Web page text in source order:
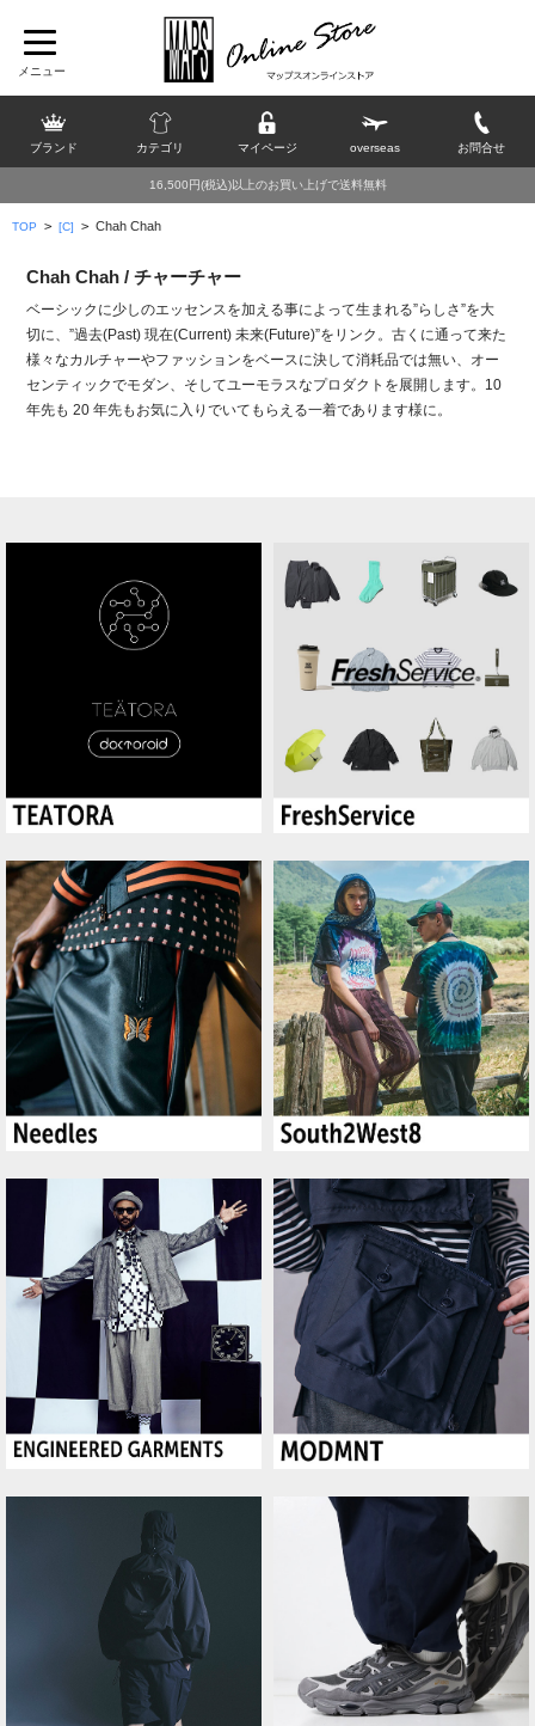
ブランド カテゴリ マイページ overseas お問合せ
16,500円(税込)以上のお買い上げで送料無料
TOP > [C] > Chah Chah
Chah Chah / チャーチャー
ベーシックに少しのエッセンスを加える事によって生まれる”らしさ”を大
切に、”過去(Past) 現在(Current) 未来(Future)”をリンク。古くに通って来た
様々なカルチャーやファッションをベースに決して消耗品では無い、オー
センティックでモダン、そしてユーモラスなプロダクトを展開します。10
年先も 20 年先もお気に入りでいてもらえる一着であります様に。